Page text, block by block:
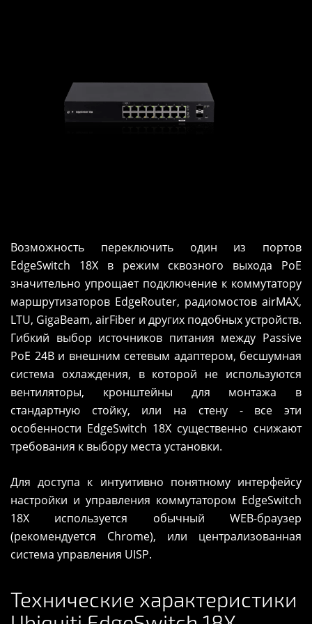
Возможность переключить один из портов
EdgeSwitch 18X в режим сквозного выхода PoE
значительно упрощает подключение к коммутатору
маршрутизаторов EdgeRouter, радиомостов airMAX,
LTU, GigaBeam, airFiber и других подобных устройств.
Гибкий выбор источников питания между Passive
PoE 24В и внешним сетевым адаптером, бесшумная
система охлаждения, в которой не используются
вентиляторы, кронштейны для монтажа в
стандартную стойку, или на стену - все эти
особенности EdgeSwitch 18X существенно снижают
требования к выбору места установки.
Для доступа к интуитивно понятному интерфейсу
настройки и управления коммутатором EdgeSwitch
18X используется обычный WEB-браузер
(рекомендуется Chrome), или централизованная
система управления UISP.
Технические характеристики